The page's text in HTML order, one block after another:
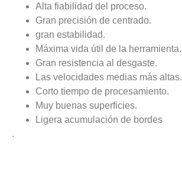
Alta fiabilidad del proceso.
Gran precisión de centrado.
gran estabilidad.
Máxima vida útil de la herramienta.
Gran resistencia al desgaste.
Las velocidades medias más altas.
Corto tiempo de procesamiento.
Muy buenas superficies.
Ligera acumulación de bordes
.